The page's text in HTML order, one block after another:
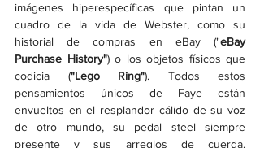
imágenes hiperespecíficas que pintan un
cuadro de la vida de Webster, como su
historial de compras en eBay ("eBay
Purchase History") o los objetos físicos que
codicia ("Lego Ring"). Todos estos
pensamientos únicos de Faye están
envueltos en el resplandor cálido de su voz
de otro mundo, su pedal steel siempre
presente y sus arreglos de cuerda,